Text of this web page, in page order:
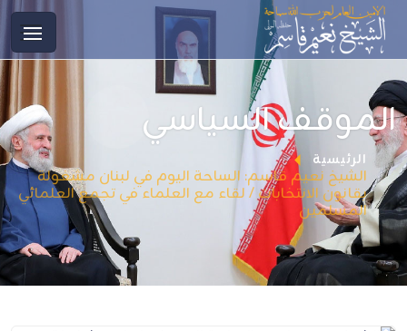
الموقف السياسي
الرئيسية
الشيخ نعيم قاسم: الساحة اليوم في لبنان مشغولة
بقانون الانتخابات / لقاء مع العلماء في تجمع العلمائي
المسلمين